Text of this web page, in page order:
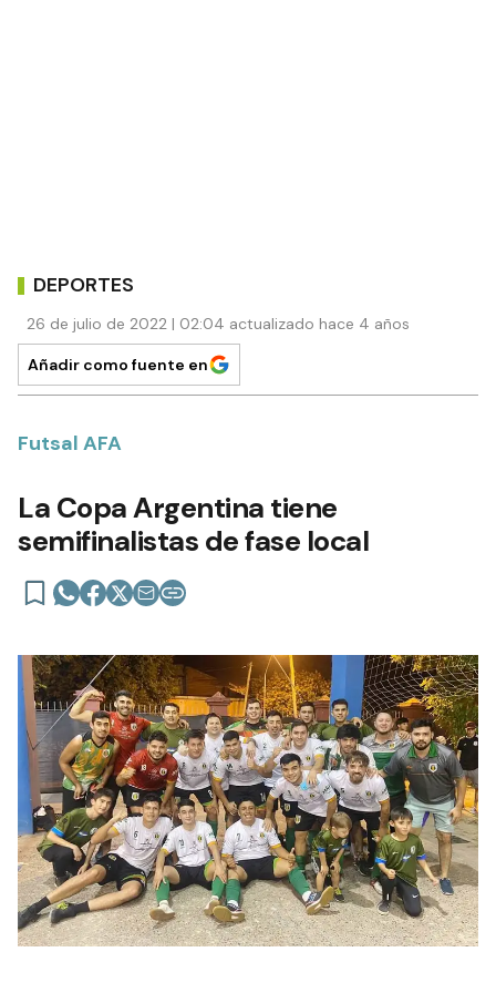
DEPORTES
26 de julio de 2022 | 02:04 actualizado hace 4 años
Añadir como fuente en
Futsal AFA
La Copa Argentina tiene
semifinalistas de fase local